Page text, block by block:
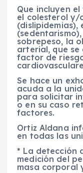
Que incluyen
el colesterol y/
sobrepeso, la
arterial, que se
factor de
Se hace un
acuda a la
para solicitar
o en su caso
factores.
Ortiz Aldana
en todas las
* La detección
medición del
masa corporal